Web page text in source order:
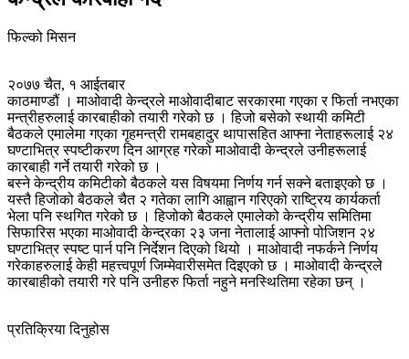
फिल्को मिसन
२०७७ चैत, १ आईतबार
काठमाण्डौं । माओवादी केन्द्रले माओवादीबाट सरकारमा गएका र फिर्ता नभएका
मन्त्रीहरुलाई कारबाहीको तयारी गरेको छ । हिजो बसेको स्थायी कमिटी
बैठकले एमालेमा गएका गृहमन्त्री रामबहादुर थापासहित आफ्ना नेताहरूलाई २४
घण्टाभित्र स्पष्टीकरण दिन आग्रह गरेको माओवादी केन्द्रले उनीहरूलाई
कारबाही गर्ने तयारी गरेको छ ।
बस्ने केन्द्रीय कमिटीको बैठकले यस विषयमा निर्णय गर्न सक्ने बताइएको छ ।
यस्तै हिजोको बैठकले चैत २ गतेका लागि आह्वान गरिएको राष्ट्रिय कार्यकर्ता
भेला पनि स्थगित गरेको छ । हिजोको बैठकले एमालेको केन्द्रीय समितिमा
सिफारिस भएका माओवादी केन्द्रका २३ जना नेतालाई आफ्नो पोजिशन २४
घण्टाभित्र स्पष्ट पार्न पनि निर्देशन दिएको थियो । माओवादी नफर्कने निर्णय
गरेकाहरुलाई केही महत्त्वपूर्ण जिम्मेवारीसमेत दिइएको छ । माओवादी केन्द्रले
कारबाहीको तयारी गरे पनि उनीहरु फिर्ता नहुने मनस्थितिमा रहेका छन् ।
प्रतिक्रिया दिनुहोस